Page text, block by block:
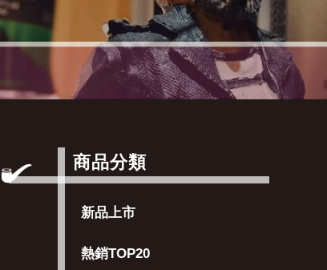
商品分類
新品上市
熱銷TOP20